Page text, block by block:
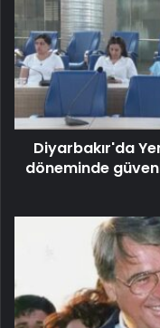
Diyarbakır'da
döneminde